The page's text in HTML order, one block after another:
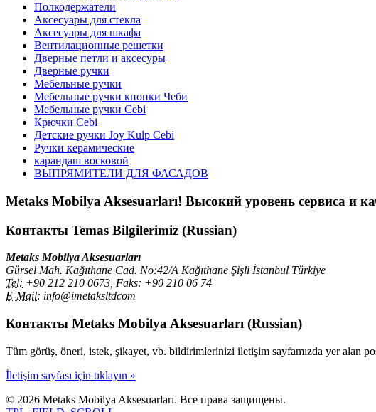
Полкодержатели
Аксесуары для стекла
Аксесуары для шкафа
Вентилационные решетки
Дверные петли и аксесуры
Дверные ручки
Мебельные ручки
Мебельные ручки кнопки Чеби
Мебельные ручки Cebi
Крючки Cebi
Детские ручки Joy Kulp Cebi
Ручки керамические
карандаш восковой
ВЫПРЯМИТЕЛИ ДЛЯ ФАСАДОВ
Metaks Mobilya Aksesuarları! Высокий уровень сервиса и
Контакты Temas Bilgilerimiz (Russian)
Metaks Mobilya Aksesuarları
Gürsel Mah. Kağıthane Cad. No:42/A Kağıthane Şişli İstanbul Türkiye
Tel: +90 212 210 0673, Faks: +90 210 06 74
E-Mail: info@imetaksltdcom
Контакты Metaks Mobilya Aksesuarları (Russian)
Tüm görüş, öneri, istek, şikayet, vb. bildirimlerinizi iletişim sayfamızda yer alan
İletişim sayfası için tıklayın »
© 2026 Metaks Mobilya Aksesuarları. Все права защищены.